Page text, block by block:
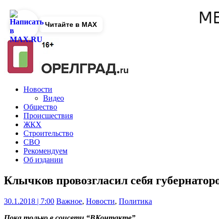
Новости
Видео
Общество
Происшествия
ЖКХ
Строительство
СВО
Рекомендуем
Об издании
Клычков провозгласил себя
30.1.2018 | 7:00 Важное, Новости, Политика
Читайте в MAX